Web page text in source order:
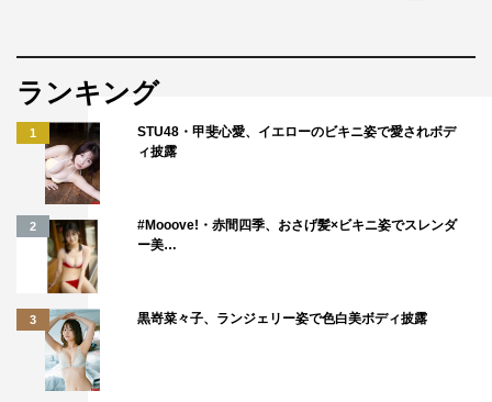
ヴズ～百万探偵都市の史上最悪密室～」※2021年5月15日
（土）上演 昼の部
READING MUSEUM「デッドロックド・ディティクティ
ヴズ～百万探偵都市の史上最悪密室～」※2021年5月15日
（土）上演 夜の部
READING MUSEUM「デッドロックド・ディティクティ
ヴズ～百万探偵都市の史上最悪密室～」※2021年5月16日
（日）上演 昼の部
READING MUSEUM「デッドロックド・ディティクティ
ヴズ～百万探偵都市の史上最悪密室～」※2021年5月16日
ランキング
1
STU48・甲斐心愛、イエローのビキニ姿で愛されボデ
ィ披露
2
#Mooove!・赤間四季、おさげ髪×ビキニ姿でスレンダ
ー美…
3 黒嵜菜々子、ランジェリー姿で色白美ボディ披露